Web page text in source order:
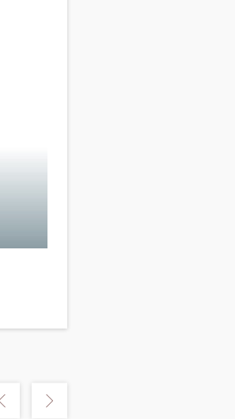
Show previousShow next